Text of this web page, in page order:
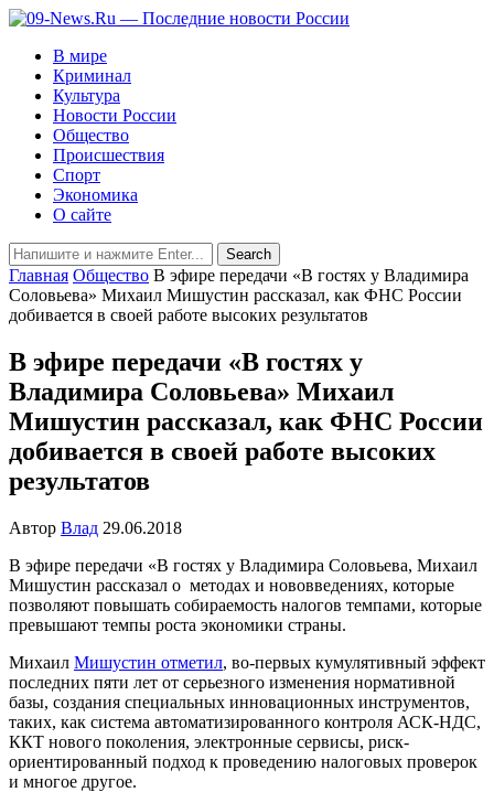
В мире
Криминал
Культура
Новости России
Общество
Происшествия
Спорт
Экономика
О сайте
Главная Общество В эфире передачи «В гостях у Владимира
Соловьева» Михаил Мишустин рассказал, как ФНС России
добивается в своей работе высоких результатов
В эфире передачи «В гостях у
Владимира Соловьева» Михаил
Мишустин рассказал, как ФНС России
добивается в своей работе высоких
результатов
Автор Влад 29.06.2018
В эфире передачи «В гостях у Владимира Соловьева, Михаил
Мишустин рассказал о методах и нововведениях, которые
позволяют повышать собираемость налогов темпами, которые
превышают темпы роста экономики страны.
Михаил Мишустин отметил, во-первых кумулятивный эффект
последних пяти лет от серьезного изменения нормативной
базы, создания специальных инновационных инструментов,
таких, как система автоматизированного контроля АСК-НДС,
ККТ нового поколения, электронные сервисы, риск-
ориентированный подход к проведению налоговых проверок
и многое другое.